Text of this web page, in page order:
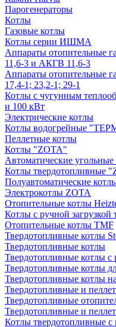
Парогенераторы
Котлы
Газовые котлы
Котлы серии ИШМА
Аппараты отопительные
11,6-3 и АКГВ 11,6-3
Аппараты отопительные
17,4-1; 23,2-1; 29-1
Котлы с чугунным
и 100 кВт
Электрические котлы
Котлы водогрейные
Пеллетные котлы
Котлы "ZOTA"
Автоматические
Котлы твердотопливные
Полуавтоматические
Электрокотлы ZOTA
Отопительные котлы
Котлы с ручной загрузкой
Отопительные котлы TMF
Твердотопливные котлы
Твердотопливные котлы
Твердотопливные котлы с
Твердотопливные котлы
Твердотопливные котлы
Твердотопливные и
Твердотопливные
Твердотопливные и
Котлы твердотопливные